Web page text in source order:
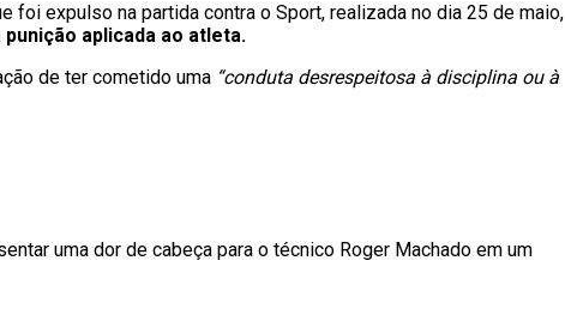
foi expulso na partida contra o Sport, realizada no dia 25 de maio,
aplicada ao atleta.
de ter cometido uma “conduta desrespeitosa à disciplina ou à
uma dor de cabeça para o técnico Roger Machado em um